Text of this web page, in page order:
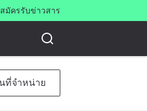
สมัครรับข่าวสาร
ที่จำหน่าย